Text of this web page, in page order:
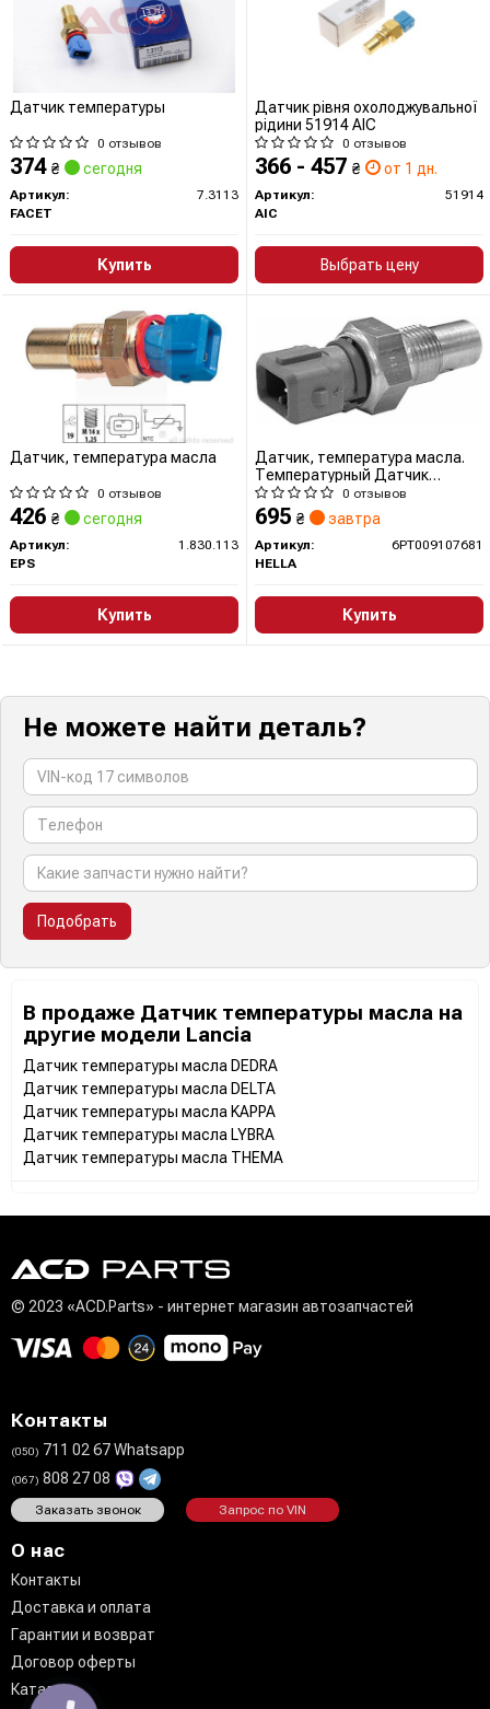
Датчик температуры
0 отзывов
374 ₴ сегодня
Артикул:
7.3113
FACET
Купить
Датчик рiвня охолоджувальної
рiдини 51914 AIC
0 отзывов
366 - 457 ₴ от 1 дн.
Артикул:
51914
AIC
Выбрать цену
Датчик, температура масла
0 отзывов
426 ₴ сегодня
Артикул:
1.830.113
EPS
Купить
Датчик, температура масла.
Температурный Датчик
охлаждающей жидкости
6PT009107681 HELLA
0 отзывов
695 ₴ завтра
Артикул:
6PT009107681
HELLA
Купить
Не можете найти деталь?
Подобрать
В продаже Датчик температуры масла на
другие модели Lancia
Датчик температуры масла DEDRA
Датчик температуры масла DELTA
Датчик температуры масла KAPPA
Датчик температуры масла LYBRA
Датчик температуры масла THEMA
© 2023 «ACD.Parts» - интернет магазин автозапчастей
Контакты
(050) 711 02 67 Whatsapp
(067) 808 27 08
Заказать звонок Запрос по VIN
О нас
Контакты
Доставка и оплата
Гарантии и возврат
Договор оферты
Каталог